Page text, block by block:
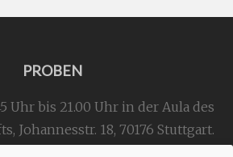
PROBEN
Uhr bis 21.00 Uhr in der Aula des
Johannesstr. 18, 70176 Stuttgart.